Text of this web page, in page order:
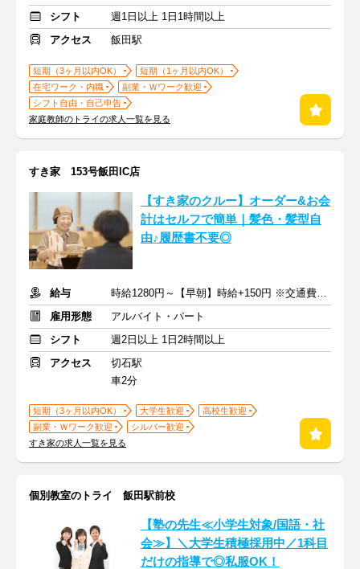
シフト
週1日以上 1日1時間以上
アクセス
飯田駅
短期（3ヶ月以内OK）
短期（1ヶ月以内OK）
在宅ワーク・内職
副業・Ｗワーク歓迎
シフト自由・自己申告
家庭教師のトライの求人一覧を見る
すき家 153号飯田IC店
【すき家のクルー】オーダー&お会
計はセルフで簡単｜髪色・髪型自
由♪履歴書不要◎
給与
時給1280円～【早朝】時給+150円 ※交通費支給
雇用形態
アルバイト・パート
シフト
週2日以上 1日2時間以上
アクセス
切石駅
車2分
短期（3ヶ月以内OK） 大学生歓迎
高校生歓迎
副業・Ｗワーク歓迎
シルバー歓迎
すき家の求人一覧を見る
個別教室のトライ 飯田駅前校
【塾の先生≪小学生対象/国語・社
会≫】＼大学生積極採用中／1科目
だけの指導で◎私服OK！